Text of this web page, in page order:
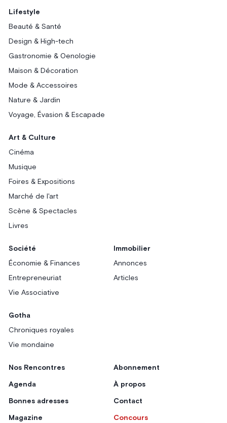
Lifestyle
Beauté & Santé
Design & High-tech
Gastronomie & Oenologie
Maison & Décoration
Mode & Accessoires
Nature & Jardin
Voyage, Évasion & Escapade
Art & Culture
Cinéma
Musique
Foires & Expositions
Marché de l'art
Scène & Spectacles
Livres
Société
Économie & Finances
Entrepreneuriat
Vie Associative
Immobilier
Annonces
Articles
Gotha
Chroniques royales
Vie mondaine
Nos Rencontres
Agenda
Bonnes adresses
Magazine
Abonnement
À propos
Contact
Concours